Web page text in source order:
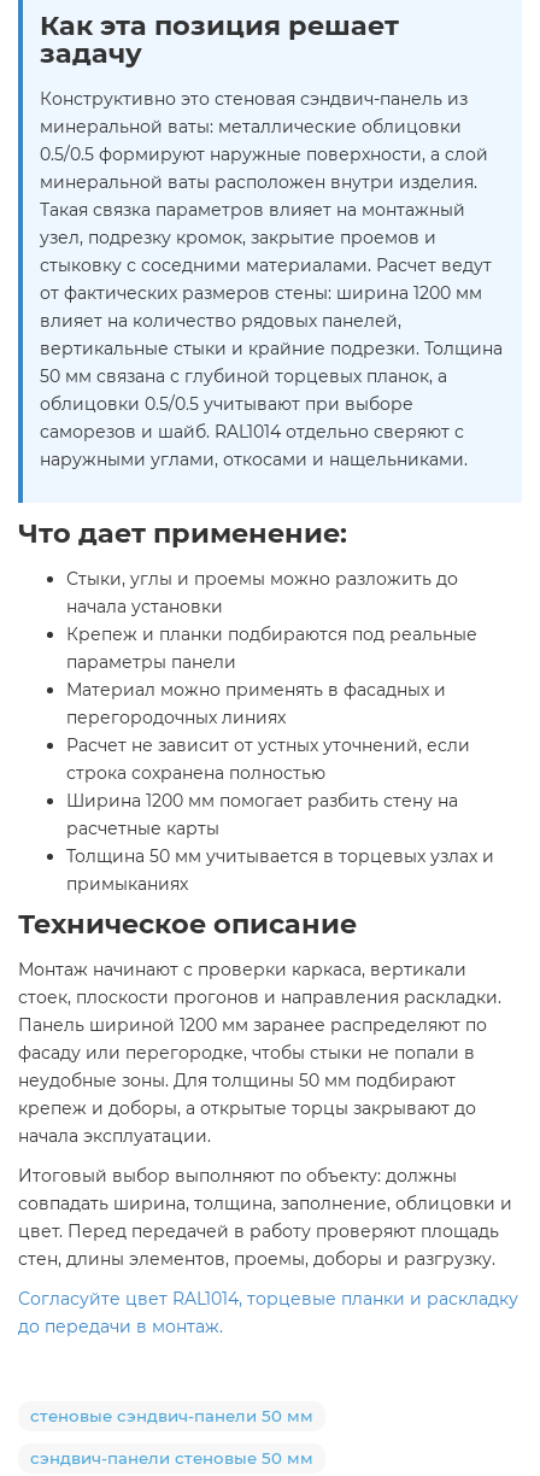
Как эта позиция решает
задачу
Конструктивно это стеновая сэндвич-панель из
минеральной ваты: металлические облицовки
0.5/0.5 формируют наружные поверхности, а слой
минеральной ваты расположен внутри изделия.
Такая связка параметров влияет на монтажный
узел, подрезку кромок, закрытие проемов и
стыковку с соседними материалами. Расчет ведут
от фактических размеров стены: ширина 1200 мм
влияет на количество рядовых панелей,
вертикальные стыки и крайние подрезки. Толщина
50 мм связана с глубиной торцевых планок, а
облицовки 0.5/0.5 учитывают при выборе
саморезов и шайб. RAL1014 отдельно сверяют с
наружными углами, откосами и нащельниками.
Что дает применение:
Стыки, углы и проемы можно разложить до
начала установки
Крепеж и планки подбираются под реальные
параметры панели
Материал можно применять в фасадных и
перегородочных линиях
Расчет не зависит от устных уточнений, если
строка сохранена полностью
Ширина 1200 мм помогает разбить стену на
расчетные карты
Толщина 50 мм учитывается в торцевых узлах и
примыканиях
Техническое описание
Монтаж начинают с проверки каркаса, вертикали
стоек, плоскости прогонов и направления раскладки.
Панель шириной 1200 мм заранее распределяют по
фасаду или перегородке, чтобы стыки не попали в
неудобные зоны. Для толщины 50 мм подбирают
крепеж и доборы, а открытые торцы закрывают до
начала эксплуатации.
Итоговый выбор выполняют по объекту: должны
совпадать ширина, толщина, заполнение, облицовки и
цвет. Перед передачей в работу проверяют площадь
стен, длины элементов, проемы, доборы и разгрузку.
Согласуйте цвет RAL1014, торцевые планки и раскладку
до передачи в монтаж.
стеновые сэндвич-панели 50 мм
сэндвич-панели стеновые 50 мм